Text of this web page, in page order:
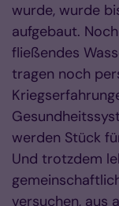
wurde, wurde
aufgebaut.
fließendes
tragen noch
werden Stück
Und trotzdem
versuchen, aus